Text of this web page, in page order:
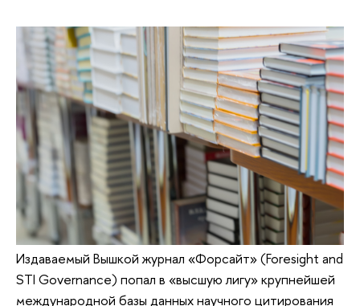
Издаваемый Вышкой журнал «Форсайт» (Foresight and
STI Governance) попал в «высшую лигу» крупнейшей
международной базы данных научного цитирования